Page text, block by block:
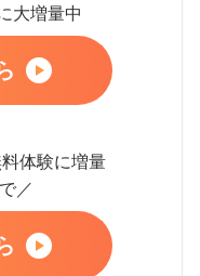
大増量中
体験に増量
／